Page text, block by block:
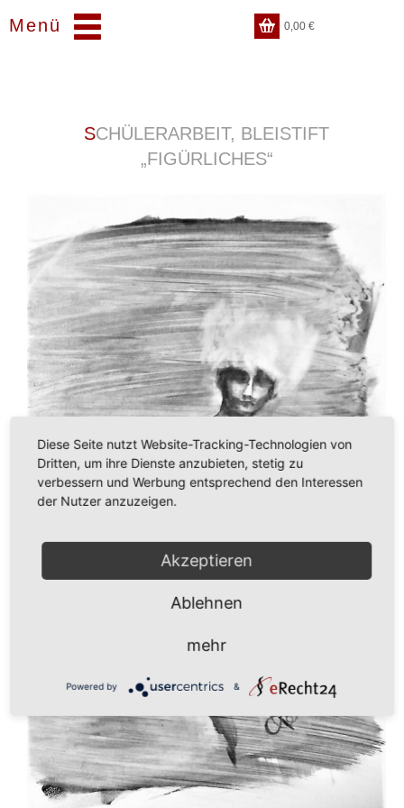
Menü 0,00€
SCHÜLERARBEIT, BLEISTIFT
„FIGÜRLICHES“
Diese Seite nutzt Website-Tracking-Technologien von
Dritten, um ihre Dienste anzubieten, stetig zu
verbessern und Werbung entsprechend den Interessen
der Nutzer anzuzeigen.
Akzeptieren
Ablehnen
mehr
Powered by &